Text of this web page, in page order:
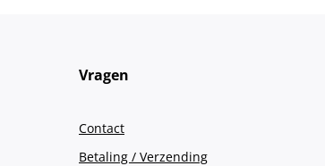
Vragen
Contact
Betaling / Verzending